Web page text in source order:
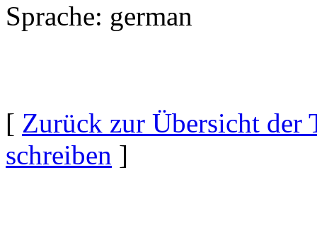
Sprache: german
[ Zurück zur Übersicht der
schreiben ]